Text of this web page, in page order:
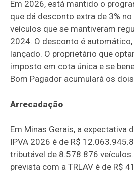
Em 2026, está mantido o
que dá desconto extra de 3% no
veículos que se mantiveram
2024. O desconto é
lançado. O proprietário que
imposto em cota única e se
Bom Pagador acumulará os
Arrecadação
Em Minas Gerais, a expectativa
IPVA 2026 é de R$
tributável de 8.578.876
prevista com a TRLAV é de R$